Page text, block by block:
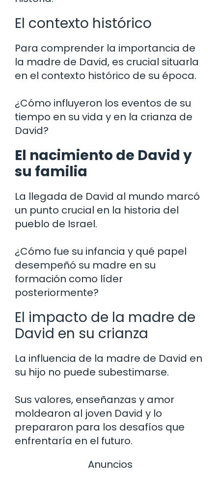
El contexto histórico
Para comprender la importancia de
la madre de David, es crucial situarla
en el contexto histórico de su época.
¿Cómo influyeron los eventos de su
tiempo en su vida y en la crianza de
David?
El nacimiento de David y
su familia
La llegada de David al mundo marcó
un punto crucial en la historia del
pueblo de Israel.
¿Cómo fue su infancia y qué papel
desempeñó su madre en su
formación como líder
posteriormente?
El impacto de la madre de
David en su crianza
La influencia de la madre de David en
su hijo no puede subestimarse.
Sus valores, enseñanzas y amor
moldearon al joven David y lo
prepararon para los desafíos que
enfrentaría en el futuro.
Anuncios